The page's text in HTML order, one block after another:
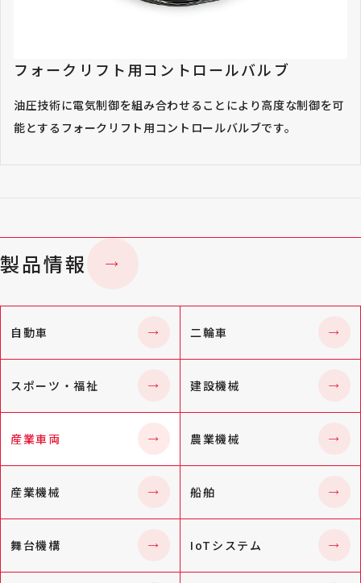
フォークリフト用コントロールバルブ
油圧技術に電気制御を組み合わせることにより高度な制御を可
能とするフォークリフト用コントロールバルブです。
製品情報
自動車 二輪車
スポーツ・福祉 建設機械
産業車両 農業機械
産業機械 船舶
舞台機構 IoTシステム